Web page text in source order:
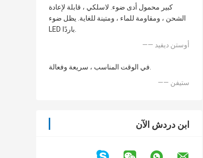
كبير محمول أدى ضوء. لاسلكي ، قابلة لإعادة
الشحن ، ومقاومة للماء ، ومتينة للغاية. يظل ضوء
LED باردًا.
—— أوستن ديفيد
في الوقت المناسب ، سريعة وفعالة.
—— ستيفن
ابن دردش الآن